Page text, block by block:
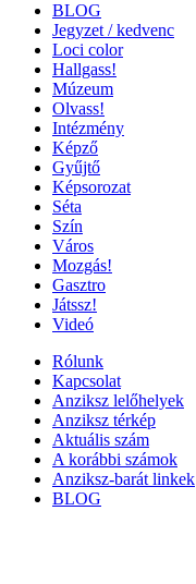
BLOG
Jegyzet / kedvenc
Loci color
Hallgass!
Múzeum
Olvass!
Intézmény
Képző
Gyűjtő
Képsorozat
Séta
Szín
Város
Mozgás!
Gasztro
Játssz!
Videó
Rólunk
Kapcsolat
Anziksz lelőhelyek
Anziksz térkép
Aktuális szám
A korábbi számok
Anziksz-barát linkek
BLOG